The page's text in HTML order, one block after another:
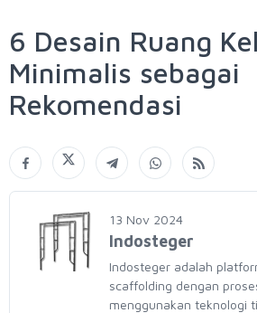
6 Desain Ruang
Minimalis sebagai
Rekomendasi
13 Nov 2024
Indosteger
Indosteger adalah
scaffolding dengan
menggunakan teknologi